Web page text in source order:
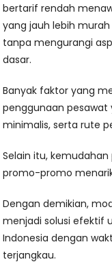
bertarif rendah
yang jauh lebih
tanpa mengurangi
dasar.
Banyak faktor yang
penggunaan pesawat
minimalis, serta rute
Selain itu,
promo-promo
Dengan demikian,
menjadi solusi efektif
Indonesia dengan
terjangkau.